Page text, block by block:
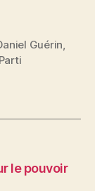
Guérin,
Parti
le pouvoir